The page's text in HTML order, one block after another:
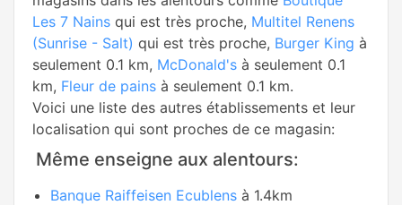
Les 7 Nains qui est très proche, Multitel Renens
(Sunrise - Salt) qui est très proche, Burger King à
seulement 0.1 km, McDonald's à seulement 0.1
km, Fleur de pains à seulement 0.1 km.
Voici une liste des autres établissements et leur
localisation qui sont proches de ce magasin:
Même enseigne aux alentours:
Banque Raiffeisen Ecublens à 1.4km